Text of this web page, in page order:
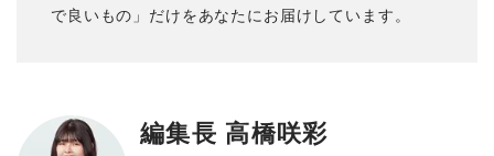
で良いもの」だけをあなたにお届けしています。
編集長 高橋咲彩